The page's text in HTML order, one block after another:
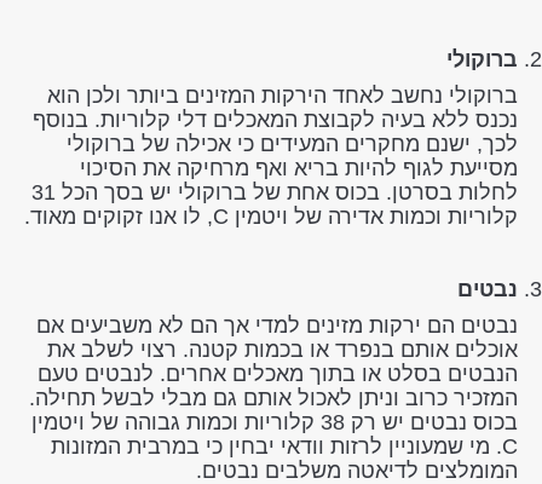
ברוקולי
ברוקולי נחשב לאחד הירקות המזינים ביותר ולכן הוא
נכנס ללא בעיה לקבוצת המאכלים דלי קלוריות. בנוסף
לכך, ישנם מחקרים המעידים כי אכילה של ברוקולי
מסייעת לגוף להיות בריא ואף מרחיקה את הסיכוי
לחלות בסרטן. בכוס אחת של ברוקולי יש בסך הכל 31
קלוריות וכמות אדירה של ויטמין C, לו אנו זקוקים מאוד.
נבטים
נבטים הם ירקות מזינים למדי אך הם לא משביעים אם
אוכלים אותם בנפרד או בכמות קטנה. רצוי לשלב את
הנבטים בסלט או בתוך מאכלים אחרים. לנבטים טעם
המזכיר כרוב וניתן לאכול אותם גם מבלי לבשל תחילה.
בכוס נבטים יש רק 38 קלוריות וכמות גבוהה של ויטמין
C. מי שמעוניין לרזות וודאי יבחין כי במרבית המזונות
המומלצים לדיאטה משלבים נבטים.